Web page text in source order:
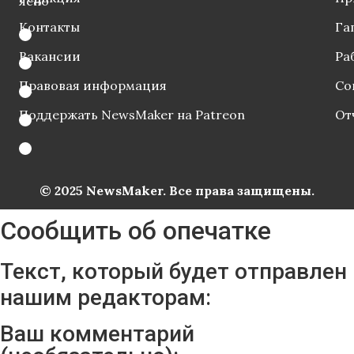
Контакты
Вакансии
Правовая информация
Поддержать NewsMaker на Patreon
© 2025 NewsMaker. Все права защищены.
Сообщить об опечатке
Текст, который будет отправлен
нашим редакторам:
Ваш комментарий